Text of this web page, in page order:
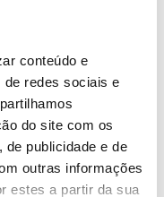
conteúdo e
de redes sociais e
do site com os
publicidade e de
outras informações
estes a partir da sua